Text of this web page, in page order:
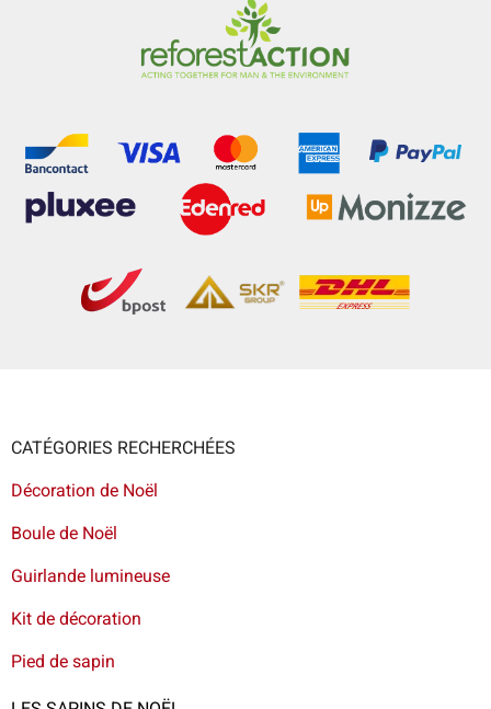
CATÉGORIES RECHERCHÉES
Décoration de Noël
Boule de Noël
Guirlande lumineuse
Kit de décoration
Pied de sapin